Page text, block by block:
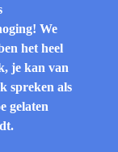
We
het heel
je kan van
spreken als
gelaten